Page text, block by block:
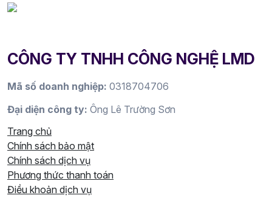
CÔNG TY TNHH CÔNG NGHỆ LMD
Mã số doanh nghiệp: 0318704706
Đại diện công ty: Ông Lê Trường Sơn
Trang chủ
Chính sách bảo mật
Chính sách dịch vụ
Phương thức thanh toán
Điều khoản dịch vụ